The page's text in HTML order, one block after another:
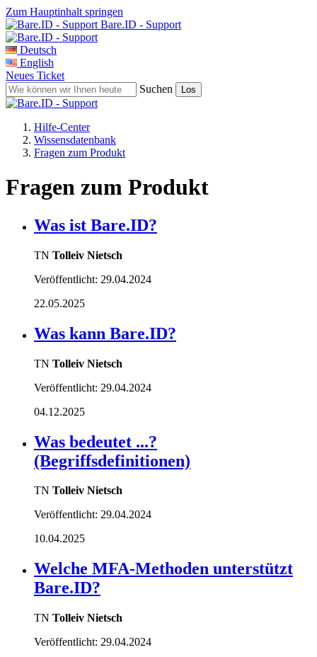
Zum Hauptinhalt springen
Bare.ID - Support
Deutsch
English
Neues Ticket
Suchen
Hilfe-Center
Wissensdatenbank
Fragen zum Produkt
Fragen zum Produkt
Was ist Bare.ID?
TN Tolleiv Nietsch
Veröffentlicht: 29.04.2024
22.05.2025
Was kann Bare.ID?
TN Tolleiv Nietsch
Veröffentlicht: 29.04.2024
04.12.2025
Was bedeutet ...?
(Begriffsdefinitionen)
TN Tolleiv Nietsch
Veröffentlicht: 29.04.2024
10.04.2025
Welche MFA-Methoden unterstützt
Bare.ID?
TN Tolleiv Nietsch
Veröffentlicht: 29.04.2024